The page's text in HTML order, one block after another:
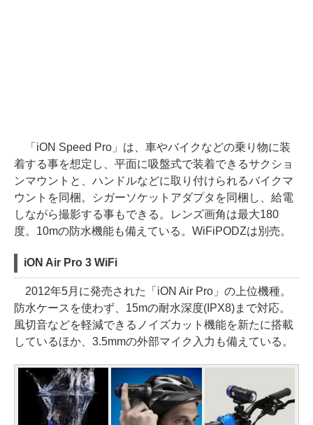
「iON Speed Pro」は、車やバイクなどの乗り物に装
着する事を想定し、平面に吸盤式で装着できるサクショ
ンマウントと、ハンドルなどに取り付けられるバイクマ
ウントを同梱。シガーソケットアダプタを同梱し、給電
しながら撮影する事もできる。レンズ画角は最大180
度。10mの防水機能も備えている。WiFiPODZは別売。
iON Air Pro 3 WiFi
2012年5月に発売された「iON Air Pro」の上位機種。
防水ケースを使わず、15mの耐水深度(IPX8)まで対応。
風切音などを軽減できるノイズカット機能を新たに搭載
しているほか、3.5mmの外部マイク入力も備えている。